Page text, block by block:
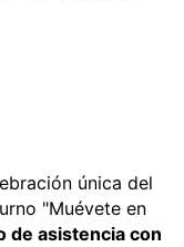
única del
"Muévete en
de asistencia con